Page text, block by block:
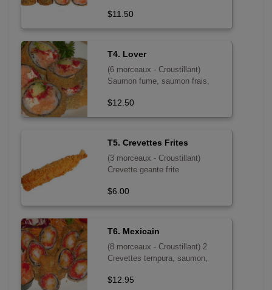
$11.50
T4. Lover
(6 morceaux - Croustillant)
Saumon fume, saumon frais,
avocat, tempura, mayo - sans
poisson cru
$12.50
T5. Crevettes Frites
(3 morceaux - Croustillant)
Crevette geante frite
$6.00
T6. Mexicain
(8 morceaux - Croustillant) 2
Crevettes tempura, saumon,
sans poisson cru
$12.95